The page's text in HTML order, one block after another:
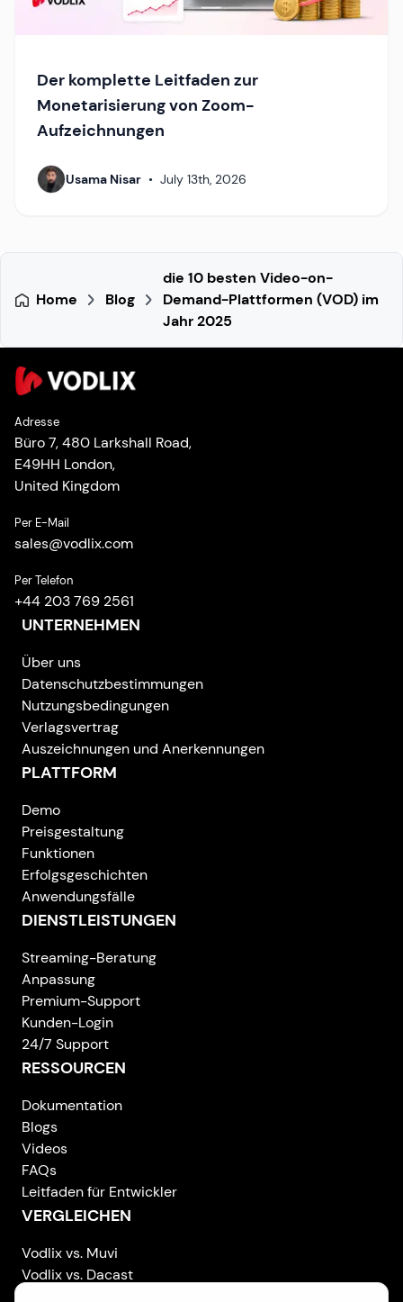
Der komplette Leitfaden zur
Monetarisierung von Zoom-
Aufzeichnungen
Usama Nisar • July 13th, 2026
Home Blog
die 10 besten Video-on-
Demand-Plattformen (VOD) im
Jahr 2025
Adresse
Büro 7, 480 Larkshall Road,
E49HH London,
United Kingdom
Per E-Mail
sales@vodlix.com
Per Telefon
+44 203 769 2561
UNTERNEHMEN
Über uns
Datenschutzbestimmungen
Nutzungsbedingungen
Verlagsvertrag
Auszeichnungen und Anerkennungen
PLATTFORM
Demo
Preisgestaltung
Funktionen
Erfolgsgeschichten
Anwendungsfälle
DIENSTLEISTUNGEN
Streaming-Beratung
Anpassung
Premium-Support
Kunden-Login
24/7 Support
RESSOURCEN
Dokumentation
Blogs
Videos
FAQs
Leitfaden für Entwickler
VERGLEICHEN
Vodlix vs. Muvi
Vodlix vs. Dacast